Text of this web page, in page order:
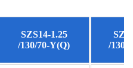
SZS14-1.25
/130/70-Y(Q)
/130/